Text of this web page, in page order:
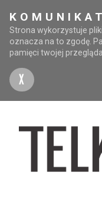
Strona wykorzystuje
oznacza na to zgodę.
pamięci twojej
X